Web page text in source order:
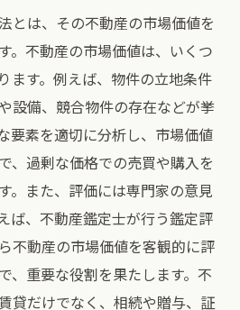
とは、その不動産の市場価値を
。不動産の市場価値は、いくつ
ます。例えば、物件の立地条件
設備、競合物件の存在などが挙
要素を適切に分析し、市場価値
、過剰な価格での売買や購入を
。また、評価には専門家の意見
ば、不動産鑑定士が行う鑑定評
不動産の市場価値を客観的に評
、重要な役割を果たします。不
貸だけでなく、相続や贈与、証